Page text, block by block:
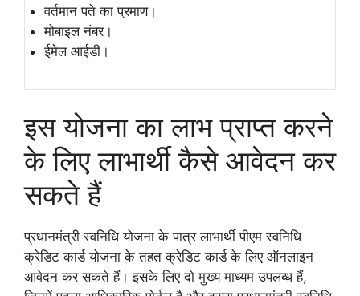
वर्तमान पते का प्रमाण।
मोबाइल नंबर।
ईमेल आईडी।
इस योजना का लाभ प्राप्त करने
के लिए लाभार्थी कैसे आवेदन कर
सकते हैं
प्रधानमंत्री स्वनिधि योजना के पात्र लाभार्थी पीएम स्वनिधि
क्रेडिट कार्ड योजना के तहत क्रेडिट कार्ड के लिए ऑनलाइन
आवेदन कर सकते हैं। इसके लिए दो मुख्य माध्यम उपलब्ध हैं,